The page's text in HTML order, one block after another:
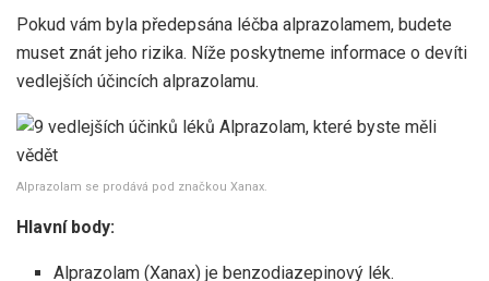
Pokud vám byla předepsána léčba alprazolamem, budete
muset znát jeho rizika. Níže poskytneme informace o devíti
vedlejších účincích alprazolamu.
Alprazolam se prodává pod značkou Xanax.
Hlavní body:
Alprazolam (Xanax) je benzodiazepinový lék.